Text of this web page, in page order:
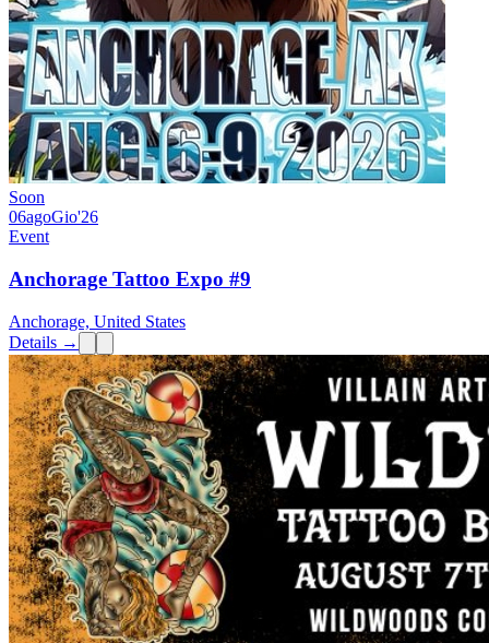
Soon
06agoGio'26
Event
Anchorage Tattoo Expo #9
Anchorage, United States
Details →